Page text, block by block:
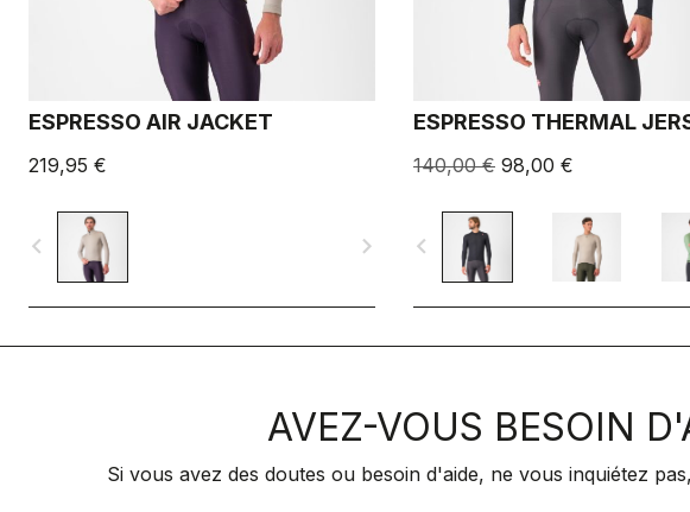
ESPRESSO AIR JACKET
219,95 €
navigate_before navigate_next
ESPRESSO THERMAL
140,00 € 98,00 €
navigate_before
AVEZ-VOUS BESOIN
Si vous avez des doutes ou besoin d'aide, ne vous inquiétez pas,